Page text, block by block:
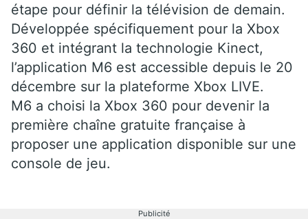
étape pour définir la télévision de demain.
Développée spécifiquement pour la Xbox
360 et intégrant la technologie Kinect,
l’application M6 est accessible depuis le 20
décembre sur la plateforme Xbox LIVE.
M6 a choisi la Xbox 360 pour devenir la
première chaîne gratuite française à
proposer une application disponible sur une
console de jeu.
Publicité